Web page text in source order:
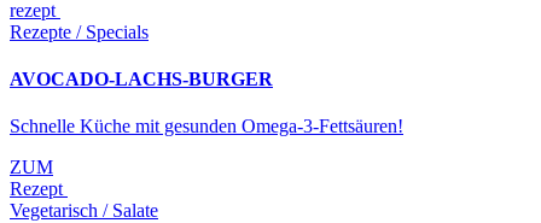
rezept
Rezepte / Specials
AVOCADO-LACHS-BURGER
Schnelle Küche mit gesunden Omega-3-Fettsäuren!
ZUM
Rezept
Vegetarisch / Salate